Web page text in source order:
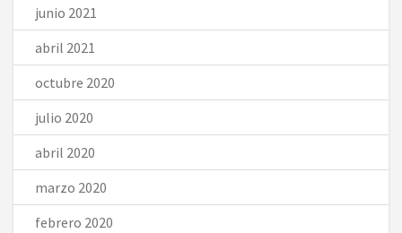
junio 2021
abril 2021
octubre 2020
julio 2020
abril 2020
marzo 2020
febrero 2020